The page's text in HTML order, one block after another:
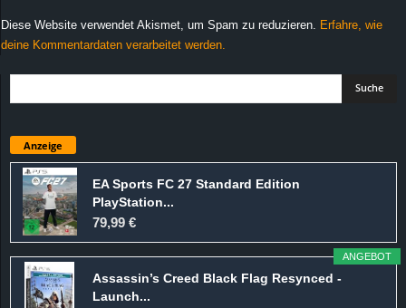
Diese Website verwendet Akismet, um Spam zu reduzieren. Erfahre, wie
deine Kommentardaten verarbeitet werden.
Anzeige
EA Sports FC 27 Standard Edition
PlayStation...
79,99 €
ANGEBOT
Assassin’s Creed Black Flag Resynced -
Launch...